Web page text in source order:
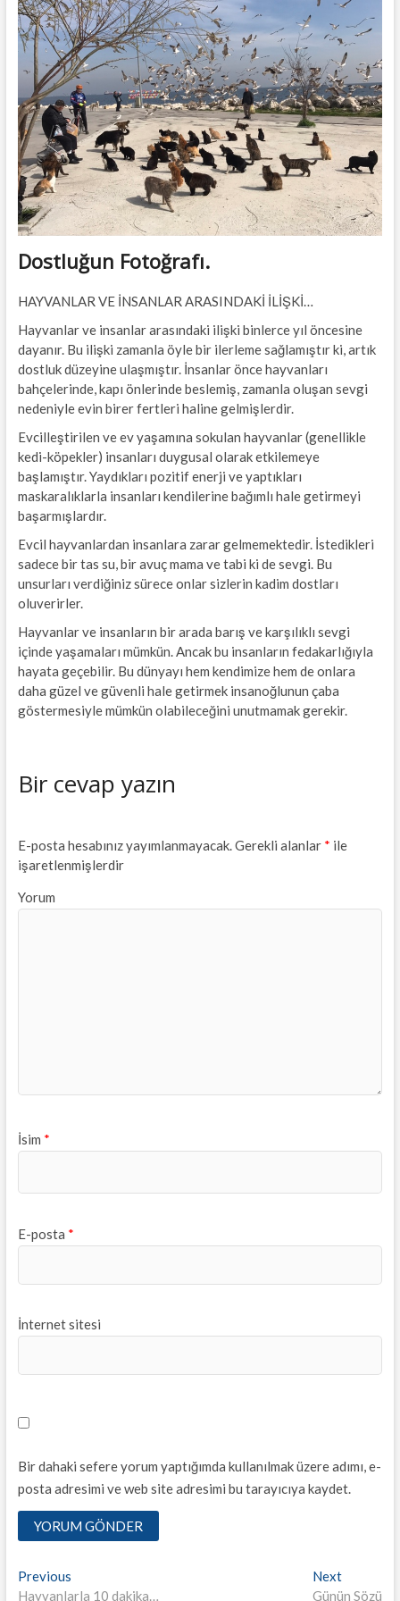
t
o
n
Dostluğun Fotoğrafı.
HAYVANLAR VE İNSANLAR ARASINDAKİ İLİŞKİ…
Hayvanlar ve insanlar arasındaki ilişki binlerce yıl öncesine
dayanır. Bu ilişki zamanla öyle bir ilerleme sağlamıştır ki, artık
dostluk düzeyine ulaşmıştır. İnsanlar önce hayvanları
bahçelerinde, kapı önlerinde beslemiş, zamanla oluşan sevgi
nedeniyle evin birer fertleri haline gelmişlerdir.
Evcilleştirilen ve ev yaşamına sokulan hayvanlar (genellikle
kedi-köpekler) insanları duygusal olarak etkilemeye
başlamıştır. Yaydıkları pozitif enerji ve yaptıkları
maskaralıklarla insanları kendilerine bağımlı hale getirmeyi
başarmışlardır.
Evcil hayvanlardan insanlara zarar gelmemektedir. İstedikleri
sadece bir tas su, bir avuç mama ve tabi ki de sevgi. Bu
unsurları verdiğiniz sürece onlar sizlerin kadim dostları
oluverirler.
Hayvanlar ve insanların bir arada barış ve karşılıklı sevgi
içinde yaşamaları mümkün. Ancak bu insanların fedakarlığıyla
hayata geçebilir. Bu dünyayı hem kendimize hem de onlara
daha güzel ve güvenli hale getirmek insanoğlunun çaba
göstermesiyle mümkün olabileceğini unutmamak gerekir.
Bir cevap yazın
E-posta hesabınız yayımlanmayacak.Gerekli alanlar * ile
işaretlenmişlerdir
Yorum
İsim *
E-posta *
İnternet sitesi
Bir dahaki sefere yorum yaptığımda kullanılmak üzere adımı, e-
posta adresimi ve web site adresimi bu tarayıcıya kaydet.
Yazı
PreviousPrevious
post:
Hayvanlarla 10 dakika…
NextNext
post:
Günün Sözü